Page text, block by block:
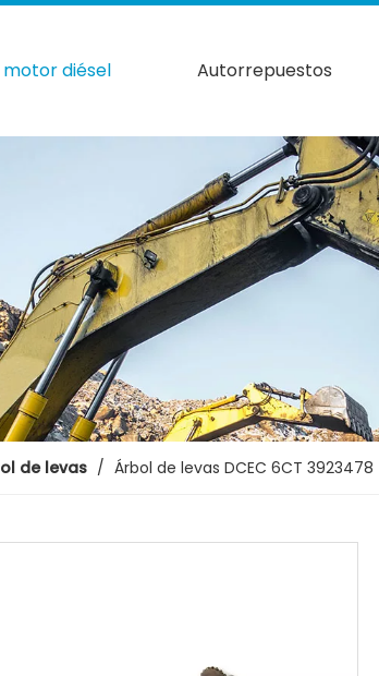
motor diésel Autorrepuestos
de levas / Árbol de levas DCEC 6CT 3923478